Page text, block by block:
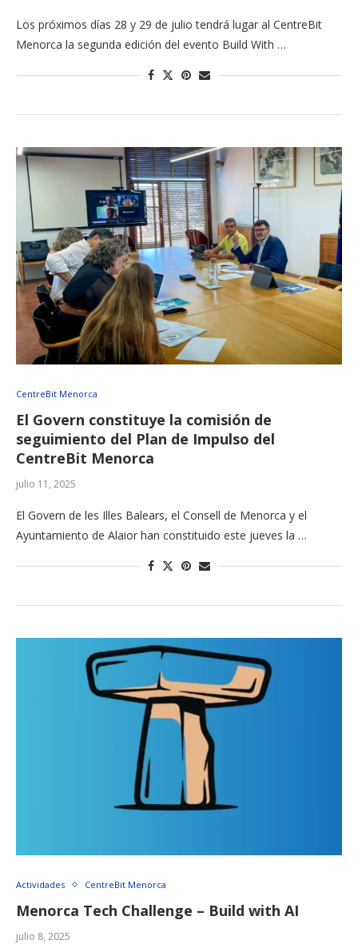
Los próximos días 28 y 29 de julio tendrá lugar al CentreBit
Menorca la segunda edición del evento Build With …
CentreBit Menorca
El Govern constituye la comisión de
seguimiento del Plan de Impulso del
CentreBit Menorca
julio 11, 2025
El Govern de les Illes Balears, el Consell de Menorca y el
Ayuntamiento de Alaior han constituido este jueves la …
Actividades CentreBit Menorca
Menorca Tech Challenge – Build with AI
julio 8, 2025